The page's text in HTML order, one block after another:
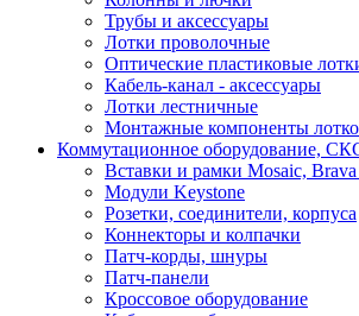
Трубы и аксессуары
Лотки проволочные
Оптические пластиковые
Кабель-канал - аксессуары
Лотки лестничные
Монтажные компоненты
Коммутационное оборудование,
Вставки и рамки Mosaic,
Модули Keystone
Розетки, соединители, корпуса
Коннекторы и колпачки
Патч-корды, шнуры
Патч-панели
Кроссовое оборудование